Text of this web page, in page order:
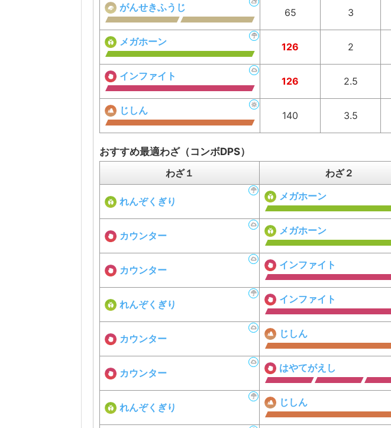
がんせきふうじ 65 3
メガホーン 126 2
インファイト 126 2.5
じしん 140 3.5
おすすめ最適わざ（コンボDPS）
わざ１
わざ２
れんぞくぎり メガホーン
カウンター メガホーン
カウンター インファイト
れんぞくぎり インファイト
カウンター じしん
カウンター はやてがえし
れんぞくぎり じしん